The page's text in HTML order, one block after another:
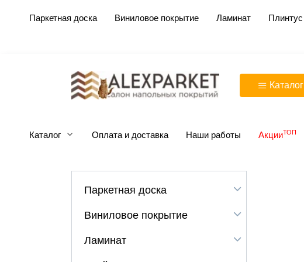
Паркетная доска Виниловое покрытие Ламинат Плинтус
Каталог
Каталог Оплата и доставка Наши работы АкцииТОП
Паркетная доска
Виниловое покрытие
Ламинат